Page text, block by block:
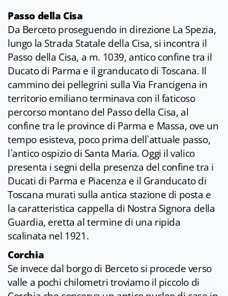
Passo della Cisa
Da Berceto proseguendo in direzione La Spezia,
lungo la Strada Statale della Cisa, si incontra il
Passo della Cisa, a m. 1039, antico confine tra il
Ducato di Parma e il granducato di Toscana. Il
cammino dei pellegrini sulla Via Francigena in
territorio emiliano terminava con il faticoso
percorso montano del Passo della Cisa, al
confine tra le province di Parma e Massa, ove un
tempo esisteva, poco prima dell`attuale passo,
l`antico ospizio di Santa Maria. Oggi il valico
presenta i segni della presenza del confine tra i
Ducati di Parma e Piacenza e il Granducato di
Toscana murati sulla antica stazione di posta e
la caratteristica cappella di Nostra Signora della
Guardia, eretta al termine di una ripida
scalinata nel 1921.
Corchia
Se invece dal borgo di Berceto si procede verso
valle a pochi chilometri troviamo il piccolo di